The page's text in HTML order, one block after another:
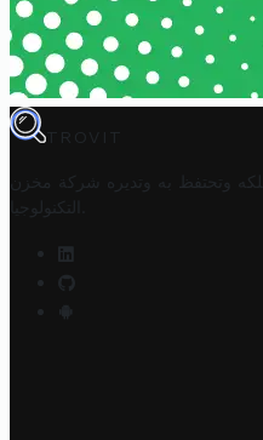
TROVIT
وتحتفظ به وتديره
شركة مخزن
التكنولوجيا